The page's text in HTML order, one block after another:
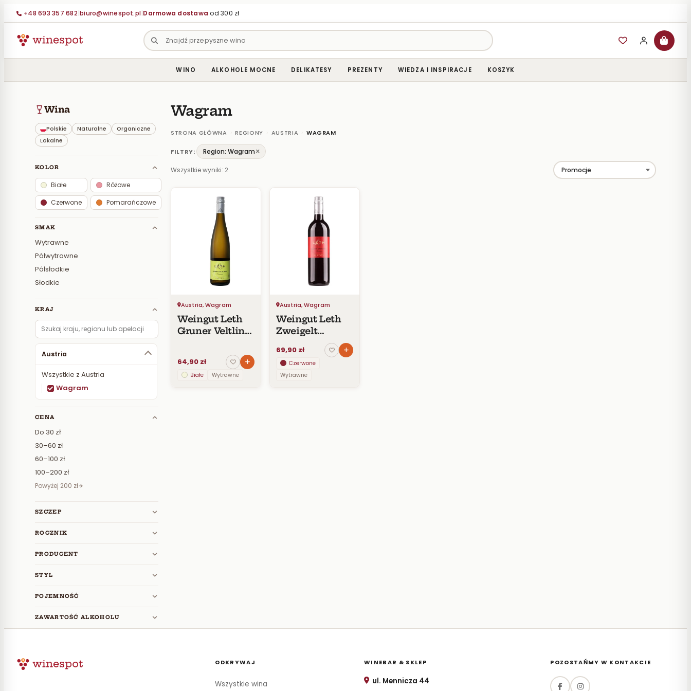
+48 693 357 682|biuro@winespot.pl|Darmowa dostawa od 300 zł
WINO ALKOHOLE MOCNE DELIKATESY PREZENTY WIEDZA I INSPIRACJE KOSZYK
Przejdź
do
treści
Wina
Polskie Naturalne
Organiczne
Lokalne
KOLOR
Białe
Różowe
Czerwone
Pomarańczowe
SMAK
Wytrawne
Półwytrawne
Półsłodkie
Słodkie
KRAJ
Austria
Wszystkie z Austria
Wagram
CENA
Do 30 zł
30–60 zł
60–100 zł
100–200 zł
Powyżej 200 zł
SZCZEP
ROCZNIK
PRODUCENT
STYL
POJEMNOŚĆ
ZAWARTOŚĆ ALKOHOLU
Wagram
STRONA GŁÓWNA › REGIONY › AUSTRIA › WAGRAM
FILTRY: Region: Wagram×
Wszystkie wyniki: 2
Austria, Wagram
Weingut Leth
Gruner Veltliner
64,90 zł
Białe Wytrawne
Austria, Wagram
Weingut Leth
Zweigelt
69,90 zł
Czerwone
Wytrawne
ODKRYWAJ
Wszystkie wina
WINEBAR & SKLEP
ul. Mennicza 44
POZOSTAŃMY W KONTAKCIE